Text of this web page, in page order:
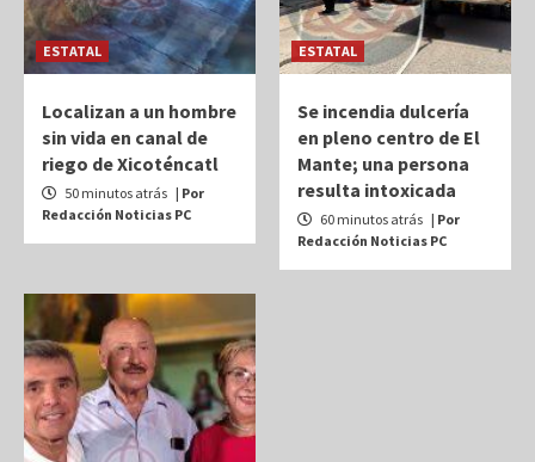
ESTATAL
Localizan a un hombre
sin vida en canal de
riego de Xicoténcatl
50 minutos atrás | Por
Redacción Noticias PC
ESTATAL
Se incendia dulcería
en pleno centro de El
Mante; una persona
resulta intoxicada
60 minutos atrás | Por
Redacción Noticias PC